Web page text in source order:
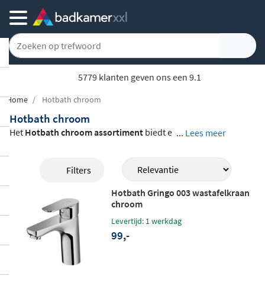
5779 klanten geven ons een 9.1
Home Hotbath chroom
Hotbath chroom
Het Hotbath chroom assortiment biedt e
ucten en accessoires met een glanzende c
hromen afwerking. Van opbouw lavabokr
anen en inbouwthermostaten tot handdo
uches, hoofddouches, glijstangen en dou
cheslangen: alles is verkrijgbaar in een tij
dloze chromen uitvoering.
De producten
zijn vervaardigd uit hoogwaardig messin
... Lees meer
Filters
Hotbath Gringo 003 wastafelkraan
chroom
Levertijd: 1 werkdag
99,-